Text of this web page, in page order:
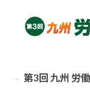
第3回 九州 労